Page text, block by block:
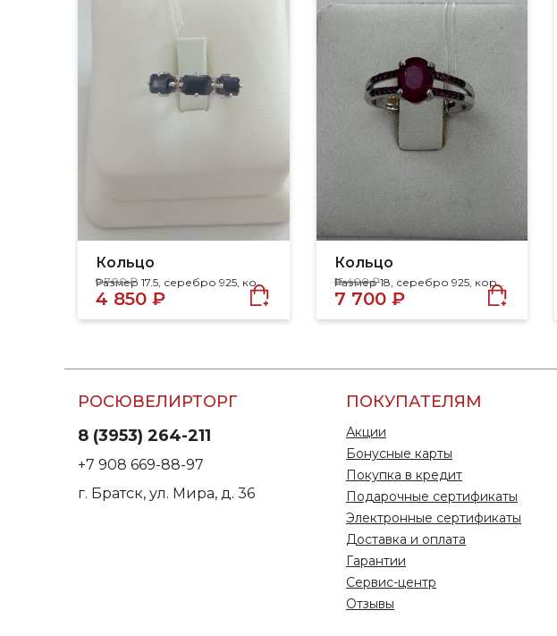
Кольцо
Размер 17.5, серебро 925, корунд, сапфир, циркон
9 700 ₽
4 850 ₽
Кольцо
Размер 18, серебро 925, корунд, рубин
15 400 ₽
7 700 ₽
РОСЮВЕЛИРТОРГ
8 (3953) 264-211
+7 908 669-88-97
г. Братск, ул. Мира, д. 36
ПОКУПАТЕЛЯМ
Акции
Бонусные карты
Покупка в кредит
Подарочные сертификаты
Электронные сертификаты
Доставка и оплата
Гарантии
Сервис-центр
Отзывы